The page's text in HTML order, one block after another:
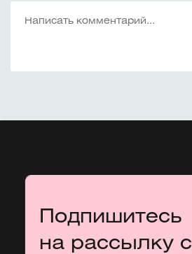
Подпишитесь
на рассылку с